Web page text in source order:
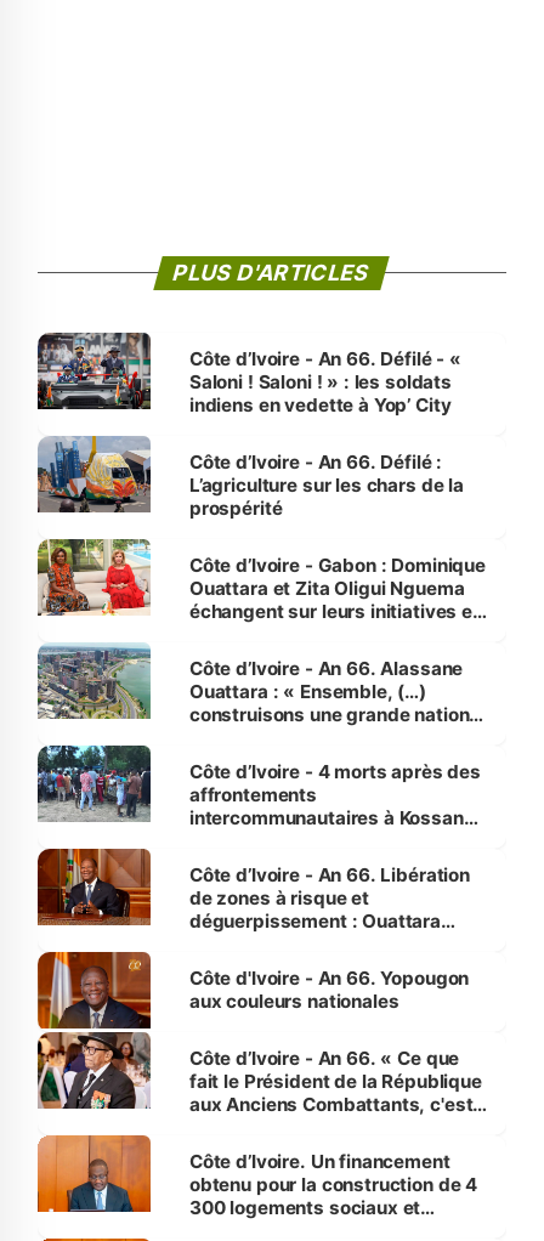
PLUS D'ARTICLES
Côte d’Ivoire - An 66. Défilé - «
Saloni ! Saloni ! » : les soldats
indiens en vedette à Yop’ City
Côte d’Ivoire - An 66. Défilé :
L’agriculture sur les chars de la
prospérité
Côte d’Ivoire - Gabon : Dominique
Ouattara et Zita Oligui Nguema
échangent sur leurs initiatives en
enfants
Côte d’Ivoire - An 66. Alassane
Ouattara : « Ensemble, (…)
construisons une grande nation
générations futures »
Côte d’Ivoire - 4 morts après des
affrontements
intercommunautaires à Kossandji
milieu des sinistrés
Côte d’Ivoire - An 66. Libération
de zones à risque et
déguerpissement : Ouattara
l'Etat de droit pour préserver les
vies humaines »
Côte d'Ivoire - An 66. Yopougon
aux couleurs nationales
Côte d’Ivoire - An 66. « Ce que
fait le Président de la République
aux Anciens Combattants, c'est
Côte d’Ivoire. Un financement
obtenu pour la construction de 4
300 logements sociaux et